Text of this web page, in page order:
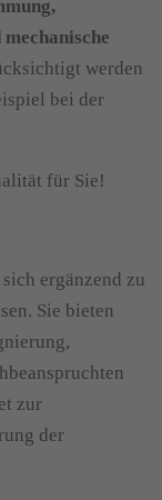
mechanische
werden
bei der
für Sie!
ergänzend zu
Sie bieten
zur
der